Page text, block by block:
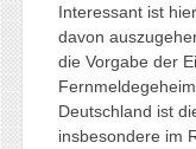
Interessant ist
davon
die Vorgabe der
Deutschland ist
insbesondere im